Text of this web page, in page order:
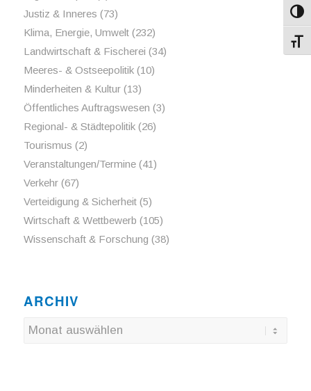
Justiz & Inneres (73)
Klima, Energie, Umwelt(232)
Landwirtschaft & Fischerei (34)
Meeres- & Ostseepolitik(10)
Minderheiten & Kultur(13)
Öffentliches Auftragswesen (3)
Regional- & Städtepolitik(26)
Tourismus (2)
Veranstaltungen/Termine(41)
Verkehr(67)
Verteidigung & Sicherheit(5)
Wirtschaft & Wettbewerb (105)
Wissenschaft & Forschung (38)
ARCHIV